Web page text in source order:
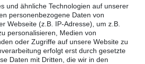
und ähnliche Technologien auf unserer
personenbezogene Daten von
Webseite (z.B. IP-Adresse), um z.B.
personalisieren, Medien von
oder Zugriffe auf unsere Website zu
erfolgt erst durch gesetzte
Daten mit Dritten, die wir in den